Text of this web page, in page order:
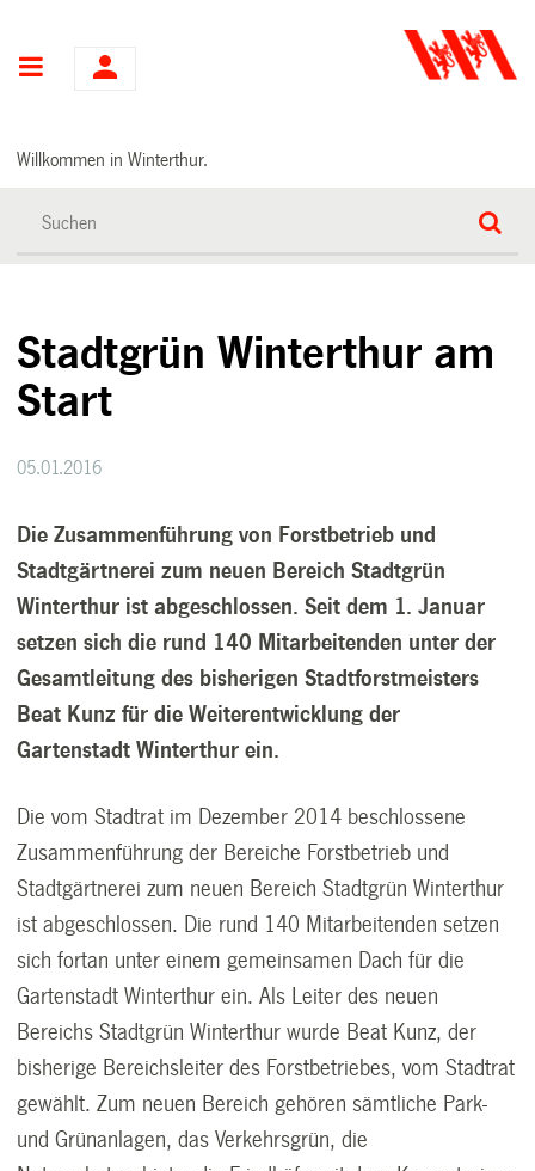
Hauptnavigation
Willkommen in Winterthur.
Stadtgrün Winterthur am
Start
05.01.2016
Die Zusammenführung von Forstbetrieb und
Stadtgärtnerei zum neuen Bereich Stadtgrün
Winterthur ist abgeschlossen. Seit dem 1. Januar
setzen sich die rund 140 Mitarbeitenden unter der
Gesamtleitung des bisherigen Stadtforstmeisters
Beat Kunz für die Weiterentwicklung der
Gartenstadt Winterthur ein.
Die vom Stadtrat im Dezember 2014 beschlossene
Zusammenführung der Bereiche Forstbetrieb und
Stadtgärtnerei zum neuen Bereich Stadtgrün Winterthur
ist abgeschlossen. Die rund 140 Mitarbeitenden setzen
sich fortan unter einem gemeinsamen Dach für die
Gartenstadt Winterthur ein. Als Leiter des neuen
Bereichs Stadtgrün Winterthur wurde Beat Kunz, der
bisherige Bereichsleiter des Forstbetriebes, vom Stadtrat
gewählt. Zum neuen Bereich gehören sämtliche Park-
und Grünanlagen, das Verkehrsgrün, die